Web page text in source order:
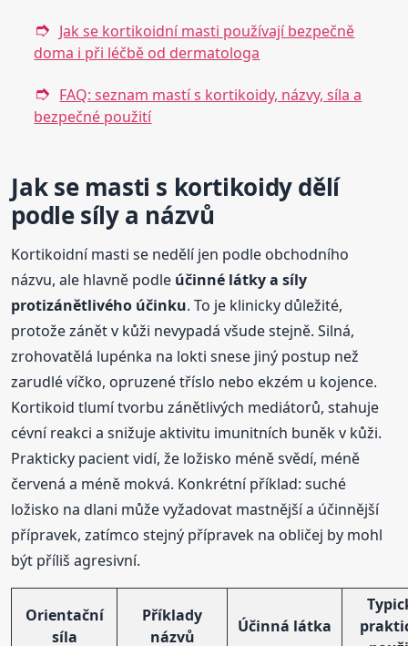
Jak se kortikoidní masti používají bezpečně
doma i při léčbě od dermatologa
FAQ: seznam mastí s kortikoidy, názvy, síla a
bezpečné použití
Jak se masti s kortikoidy dělí
podle síly a názvů
Kortikoidní masti se nedělí jen podle obchodního
názvu, ale hlavně podle účinné látky a síly
protizánětlivého účinku. To je klinicky důležité,
protože zánět v kůži nevypadá všude stejně. Silná,
zrohovatělá lupénka na lokti snese jiný postup než
zarudlé víčko, opruzené tříslo nebo ekzém u kojence.
Kortikoid tlumí tvorbu zánětlivých mediátorů, stahuje
cévní reakci a snižuje aktivitu imunitních buněk v kůži.
Prakticky pacient vidí, že ložisko méně svědí, méně
červená a méně mokvá. Konkrétní příklad: suché
ložisko na dlani může vyžadovat mastnější a účinnější
přípravek, zatímco stejný přípravek na obličej by mohl
být příliš agresivní.
Orientační
síla
Příklady
názvů
Účinná látka